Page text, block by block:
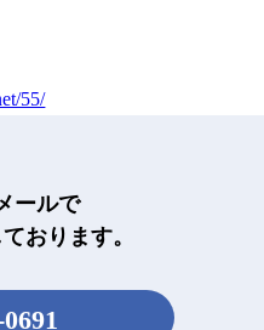
55/
ールで
おります。